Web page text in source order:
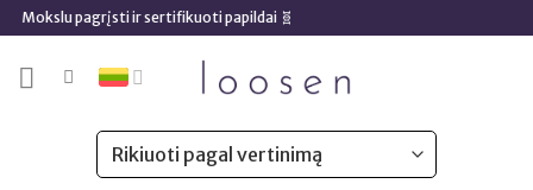
Skip
content
pagrįsti ir sertifikuoti papildai 🧬